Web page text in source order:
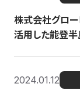
株式会社グロー
活用した能登
2024.01.12